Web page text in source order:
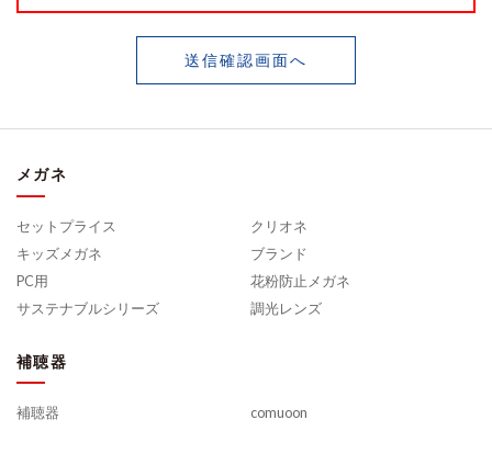
送信確認画面へ
メガネ
セットプライス
クリオネ
キッズメガネ
ブランド
PC用
花粉防止メガネ
サステナブルシリーズ
調光レンズ
補聴器
補聴器 comuoon